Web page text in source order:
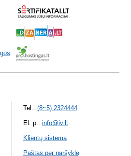
Tel.: (8~5) 2324444
El. p.: info@iv.lt
Klientų sistema
Paštas per naršyklę